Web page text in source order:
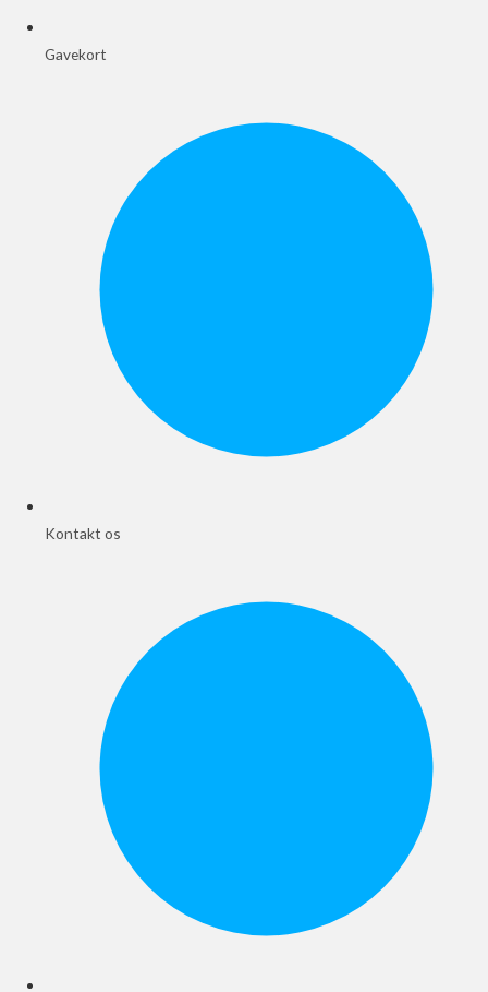
Gavekort
Kontakt os